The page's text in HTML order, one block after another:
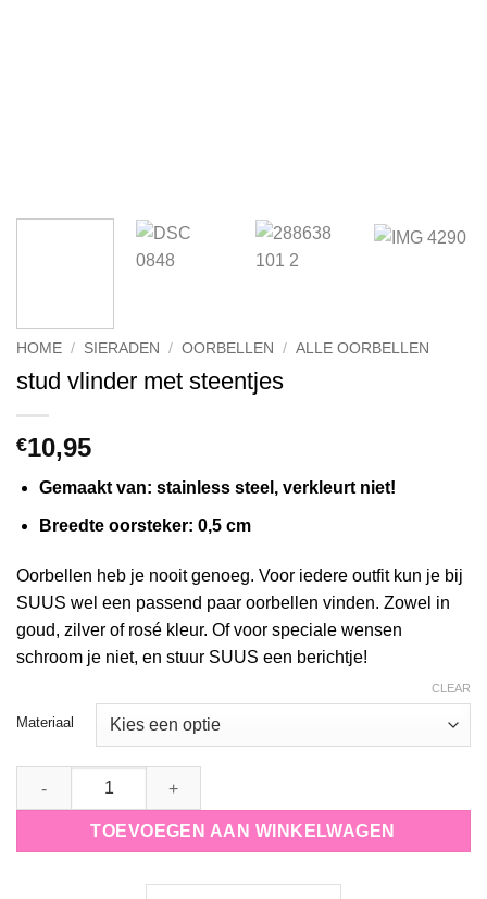
HOME / SIERADEN / OORBELLEN / ALLE OORBELLEN
stud vlinder met steentjes
€10,95
Gemaakt van: stainless steel, verkleurt niet!
Breedte oorsteker: 0,5 cm
Oorbellen heb je nooit genoeg. Voor iedere outfit kun je bij
SUUS wel een passend paar oorbellen vinden. Zowel in
goud, zilver of rosé kleur. Of voor speciale wensen
schroom je niet, en stuur SUUS een berichtje!
Materiaal
CLEAR
TOEVOEGEN AAN WINKELWAGEN